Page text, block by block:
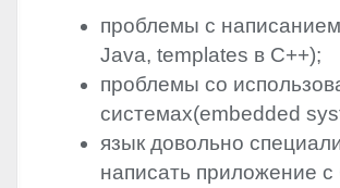
проблемы с
Java, templates в C++);
проблемы со
системах(embedded
язык довольно
написать приложение с